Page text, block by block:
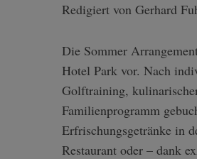
Redigiert von Gerhard
Die Sommer
Hotel Park vor. Nach
Golftraining,
Familienprogramm
Erfrischungsgetränke in
Restaurant oder – dank